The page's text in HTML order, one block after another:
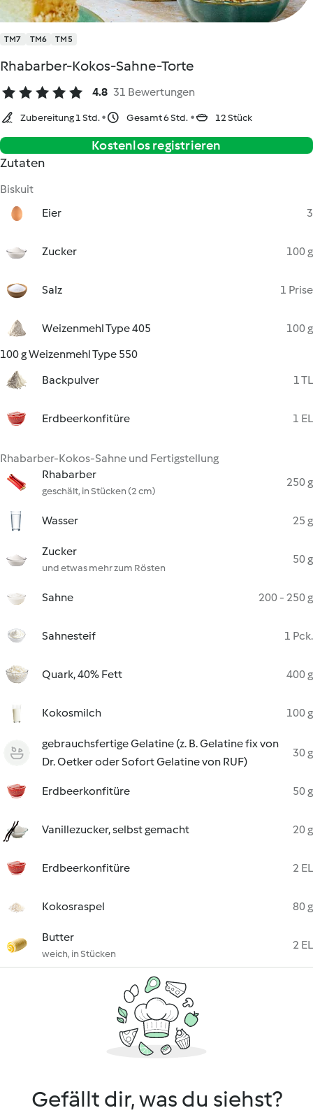
TM7 TM6 TM5
Rhabarber-Kokos-Sahne-Torte
4.8 31 Bewertungen
Zubereitung 1 Std. Gesamt 6 Std. 12 Stück
Kostenlos registrieren
Zutaten
Biskuit
Eier
3
Zucker 100 g
Salz 1 Prise
Weizenmehl Type 405
100 g
100 g Weizenmehl Type 550
Backpulver
1 TL
Erdbeerkonfitüre 1 EL
Rhabarber-Kokos-Sahne und Fertigstellung
Rhabarber
geschält, in Stücken (2 cm)
250 g
Wasser 25 g
Zucker
und etwas mehr zum Rösten
50 g
Sahne 200 - 250 g
Sahnesteif 1 Pck.
Quark, 40% Fett 400 g
Kokosmilch 100 g
gebrauchsfertige Gelatine (z. B. Gelatine fix von
Dr. Oetker oder Sofort Gelatine von RUF)
30 g
Erdbeerkonfitüre 50 g
Vanillezucker, selbst gemacht 20 g
Erdbeerkonfitüre 2 EL
Kokosraspel 80 g
Butter
weich, in Stücken
2 EL
Gefällt dir, was du siehst?